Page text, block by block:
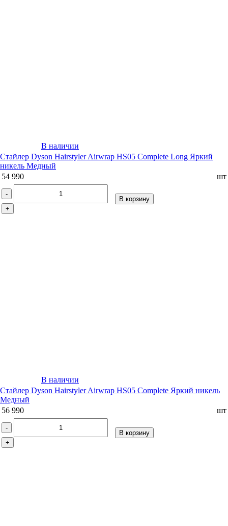
В наличии
Стайлер Dyson Hairstyler Airwrap HS05 Complete Long Яркий
никель Медный
54 990
шт
-
+
В корзину
В наличии
Стайлер Dyson Hairstyler Airwrap HS05 Complete Яркий никель
Медный
56 990
шт
-
+
В корзину